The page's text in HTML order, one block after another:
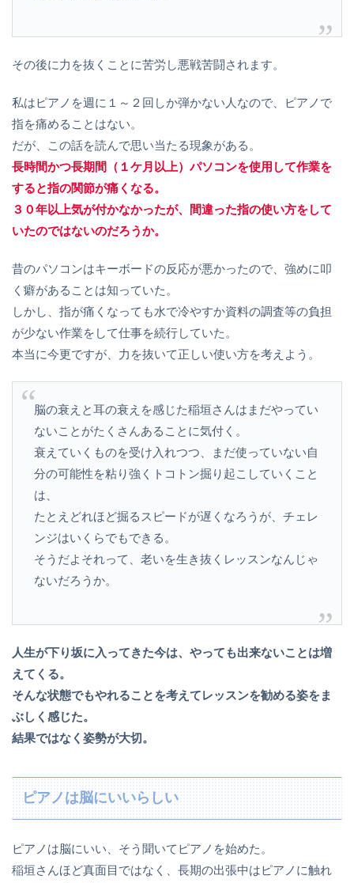
その後に力を抜くことに苦労し悪戦苦闘されます。
私はピアノを週に１～２回しか弾かない人なので、ピアノで
指を痛めることはない。
だが、この話を読んで思い当たる現象がある。
長時間かつ長期間（１ケ月以上）パソコンを使用して作業を
すると指の関節が痛くなる。
３０年以上気が付かなかったが、間違った指の使い方をして
いたのではないのだろうか。
昔のパソコンはキーボードの反応が悪かったので、強めに叩
く癖があることは知っていた。
しかし、指が痛くなっても水で冷やすか資料の調査等の負担
が少ない作業をして仕事を続行していた。
本当に今更ですが、力を抜いて正しい使い方を考えよう。
脳の衰えと耳の衰えを感じた稲垣さんはまだやってい
ないことがたくさんあることに気付く。
衰えていくものを受け入れつつ、まだ使っていない自
分の可能性を粘り強くトコトン掘り起こしていくこと
は、
たとえどれほど掘るスピードが遅くなろうが、チェレ
ンジはいくらでもできる。
そうだよそれって、老いを生き抜くレッスンなんじゃ
ないだろうか。
人生が下り坂に入ってきた今は、やっても出来ないことは増
えてくる。
そんな状態でもやれることを考えてレッスンを勧める姿をま
ぶしく感じた。
結果ではなく姿勢が大切。
ピアノは脳にいいらしい
ピアノは脳にいい、そう聞いてピアノを始めた。
稲垣さんほど真面目ではなく、長期の出張中はピアノに触れ